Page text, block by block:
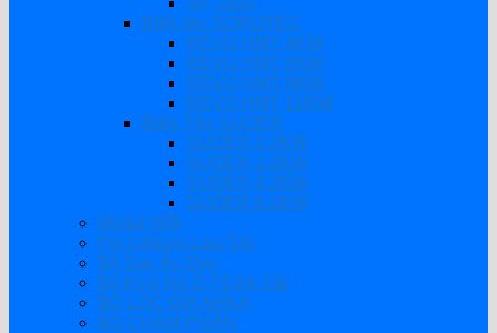
Biến tần SOROTEC
REVO HMT 4KW
REVO HMT 6KW
REVO HMT 8KW
REVO HMT 11KW
Biến Tần SUOER
SUOER 2.2KW
SUOER 3.2KW
SUOER 4.2KW
SUOER 6.2KW
Modul Wifi
Pin Lithium Lưu Trữ
Bộ Sạc Ắc Quy
Bộ Kích Nổ Ô Tô Xe Tải
BỘ LỌC ĐĨA ARKA
BỘ CHÂM PHÂN